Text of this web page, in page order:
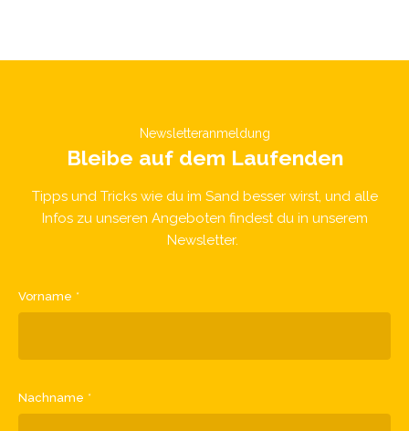
Newsletteranmeldung
Bleibe auf dem Laufenden
Tipps und Tricks wie du im Sand besser wirst, und alle
Infos zu unseren Angeboten findest du in unserem
Newsletter.
Vorname *
Nachname *